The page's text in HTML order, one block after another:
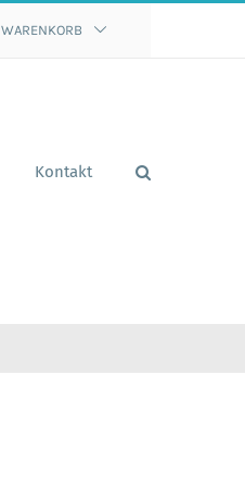
WARENKORB
Kontakt